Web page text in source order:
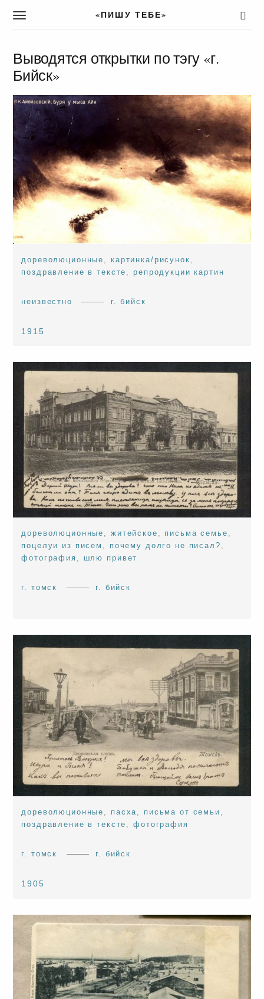
T
g
l
e
a
v
g
a
i
o
n
«ПИШУ ТЕБЕ»
Выводятся открытки по тэгу «г.
Бийск»
дореволюционные картинка/рисунок
поздравление в тексте
,репродукции картин
неизвестно г. бийск
1915
дореволюционные житейское письма семье
поцелуи из писем
почему долго не писал?
фотография
шлю привет
г. томск г. бийск
дореволюционные , пасха, письма от семьи ,
поздравление в тексте ,фотография
г. томск г. бийск
1905